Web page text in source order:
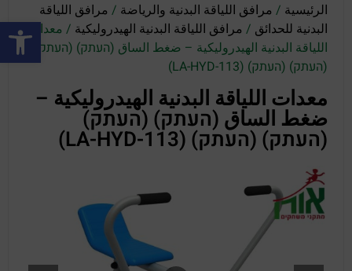
الرئيسية / مرافق اللياقة البدنية والرياضة / مرافق اللياقة
البدنية للحدائق / مرافق اللياقة البدنية الهيدروليكية / معدات
اللياقة البدنية الهيدروليكية – ضغط الساق (העתק) (העתק)
(העתק) (העתק) (LA-HYD-113)
معدات اللياقة البدنية الهيدروليكية –
ضغط الساق (העתק) (העתק)
(העתק) (העתק) (LA-HYD-113)